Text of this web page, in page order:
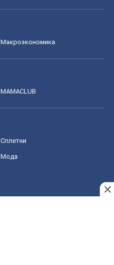
Mакроэкономика
MAMACLUB
Сплетни
Мода